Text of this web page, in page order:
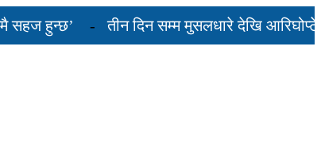
हुन्छ’
तीन दिन सम्म मुसलधारे देखि आरिघोप्टे